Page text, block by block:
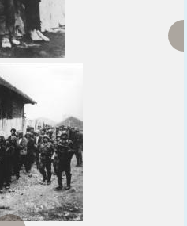
Svetozarevo), Ćupriji i
vlastima i SDS
političkom zboru
SNO odbor za srez
VŠ NOV i POJ,